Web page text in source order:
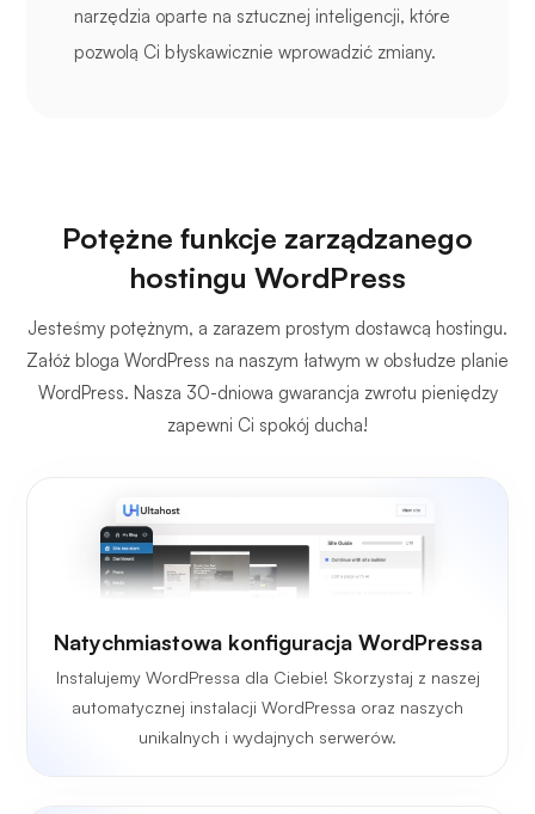
narzędzia oparte na sztucznej inteligencji, które
pozwolą Ci błyskawicznie wprowadzić zmiany.
Potężne funkcje zarządzanego
hostingu WordPress
Jesteśmy potężnym, a zarazem prostym dostawcą hostingu.
Załóż bloga WordPress na naszym łatwym w obsłudze planie
WordPress. Nasza 30-dniowa gwarancja zwrotu pieniędzy
zapewni Ci spokój ducha!
Natychmiastowa konfiguracja WordPressa
Instalujemy WordPressa dla Ciebie! Skorzystaj z naszej
automatycznej instalacji WordPressa oraz naszych
unikalnych i wydajnych serwerów.